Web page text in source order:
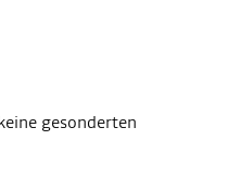
gesonderten